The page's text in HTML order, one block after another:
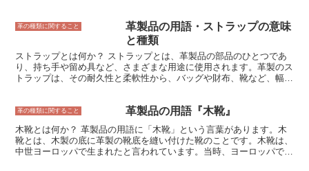
いです。そのため、革製品をより安く手に入れることができるという
レインレザーよりも耐久性が低いというデメリットもあります。これ
は、セレクテッド ベースの革は、表面を削って傷やシワ、色ムラを
取り除いているため、フルグレインレザーよりも薄く、破れやすくな
っているからです。 セレクテッド ベースの革は、革製品をより安く
というデメリットもあります。そのため、革製品を選ぶ際には、自分
の用途に合わせて、フルグレインレザーとセレクテッド ベースの革
を比較検討することが大切です。
革の種類に関すること
革製品の用語・ストラップの意味
と種類
ストラップとは何か？ ストラップとは、革製品の部品のひとつであ
り、持ち手や留め具など、さまざまな用途に使用されます。革製のス
トラップは、その耐久性と柔軟性から、バッグや財布、靴など、幅広
布などの持ち手として使用されるハンドルストラップです。ハンドル
スタイルに合わせて選ぶことができます。 ストラップは、留め具と
して使用されることも多いです。たとえば、バッグの蓋を留めるため
に使用されるフラップストラップや、靴の甲の部分を留めるために使
革の種類に関すること 革製品の用語『木靴』
木靴とは何か？ 革製品の用語に「木靴」という言葉があります。木
靴とは、木製の底に革製の靴底を縫い付けた靴のことです。木靴は、
中世ヨーロッパで生まれたと言われています。当時、ヨーロッパで